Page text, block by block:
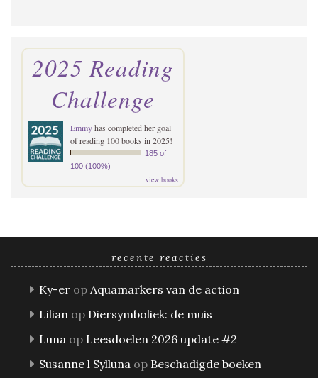
2025 Reading
Challenge
Emmyhas completed her goal
of reading 100 books in 2025!
185 of
100 (100%)
view books
recente reacties
Ky-er op Aquamarkers van de action
Lilian op Diersymboliek: de muis
Luna op Leesdoelen 2026 update #2
Susanne l Sylluna op Beschadigde boeken